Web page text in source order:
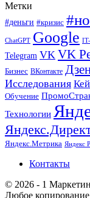
Метки
#деньги #кризис
ChatGPT Google
Telegram VK VK
Бизнес ВКонтакте
Исследования
Обучение
Технологии
Яндекс.Метрика Яндекс
Контакты
© 2026 - 1
Любое копирование